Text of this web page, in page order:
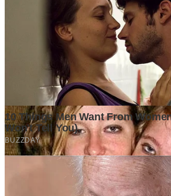
Di Balik Kenaikan Harga Tanah, Apa
Mendorong Nilainya Terus Melambung?
3 days ago